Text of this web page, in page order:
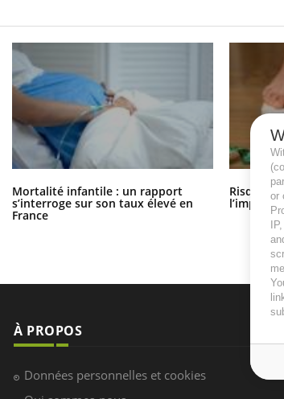
Mortalité infantile : un rapport
s’interroge sur son taux élevé en
France
Risque
l’impact
À PROPOS
Données personnelles et cookies
or